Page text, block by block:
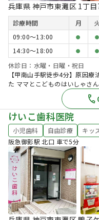
兵庫県 神戸市東灘区 1丁
診療時間 月
09:00〜13:00
● ●
14:30〜18:00 ● ●
休診日：水曜・日曜・祝日
【甲南山手駅徒歩4分】原因
た ママとこどものはいしゃさ
けいこ歯科医院
小児歯科 自由診療 キッ
阪急御影駅 北口 車で5分